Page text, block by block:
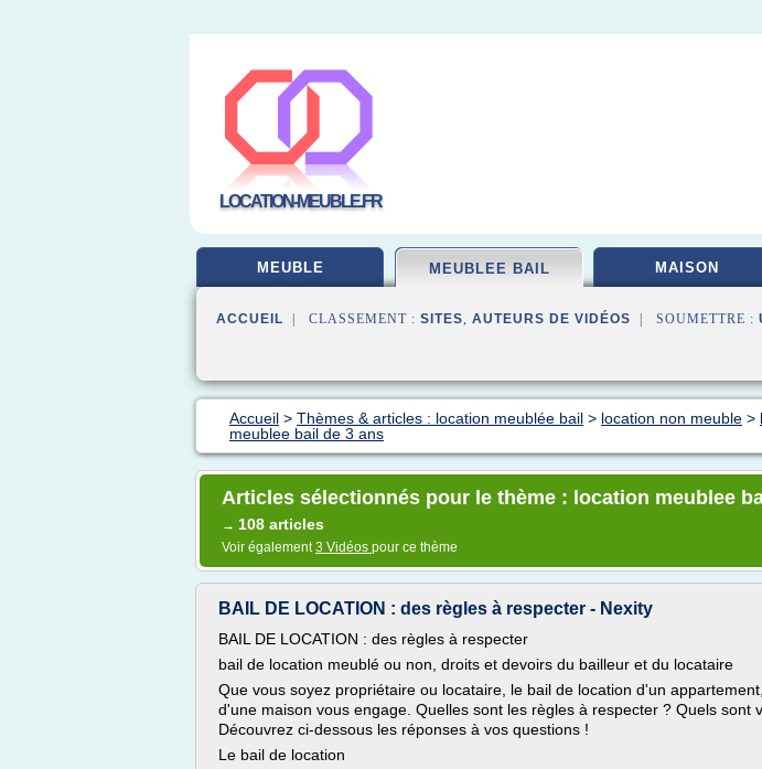
LOCATION-MEUBLE.FR
MEUBLE MEUBLEE BAIL MAISON
ACCUEIL | CLASSEMENT : SITES, AUTEURS DE VIDÉOS | SOUMETTRE :
Accueil > Thèmes & articles : location meublée bail > location non meuble >
meublee bail de 3 ans
Articles sélectionnés pour le thème : location meublee
→ 108 articles
Voir également3 Vidéos pour ce thème
BAIL DE LOCATION : des règles à respecter - Nexity
BAIL DE LOCATION : des règles à respecter
bail de location meublé ou non, droits et devoirs du bailleur et du locataire
Que vous soyez propriétaire ou locataire, le bail de location d'un
d'une maison vous engage. Quelles sont les règles à respecter ? Quels sont
Découvrez ci-dessous les réponses à vos questions !
Le bail de location